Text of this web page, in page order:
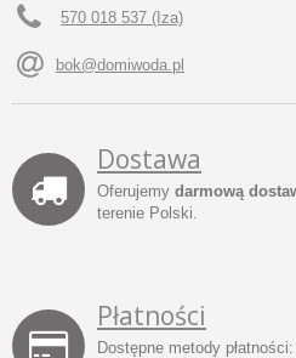
570 018 537 (Iza)
bok@domiwoda.pl
Dostawa
Oferujemy darmową
terenie Polski.
Płatności
Dostępne metody płatności: